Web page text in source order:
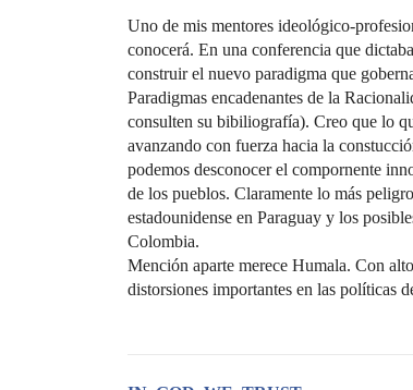
Uno de mis mentores ideológico-
conocerá. En una conferencia que
construir el nuevo paradigma que
Paradigmas encadenantes de la
consulten su bibiliografía). Creo que lo
avanzando con fuerza hacia la
podemos desconocer el compornente
de los pueblos. Claramente lo más
estadounidense en Paraguay y los
Colombia.
Mención aparte merece Humala. Con
distorsiones importantes en las políticas